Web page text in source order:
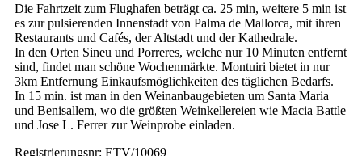
Die Fahrtzeit zum Flughafen beträgt ca. 25 min, weitere 5 min ist
es zur pulsierenden Innenstadt von Palma de Mallorca, mit ihren
Restaurants und Cafés, der Altstadt und der Kathedrale.
In den Orten Sineu und Porreres, welche nur 10 Minuten entfernt
sind, findet man schöne Wochenmärkte. Montuiri bietet in nur
3km Entfernung Einkaufsmöglichkeiten des täglichen Bedarfs.
In 15 min. ist man in den Weinanbaugebieten um Santa Maria
und Benisallem, wo die größten Weinkellereien wie Macia Battle
und Jose L. Ferrer zur Weinprobe einladen.
Registrierungsnr: ETV/10069